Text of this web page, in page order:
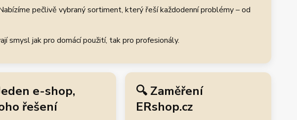
pečlivě vybraný sortiment, který řeší každodenní problémy – od
smysl jak pro domácí použití, tak pro profesionály.
e-shop,
řešení
🔍 Zaměření
ERshop.cz